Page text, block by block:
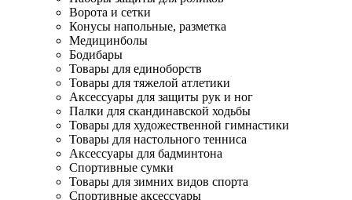
Ворота и сетки
Конусы напольные, разметка
Медицинболы
Бодибары
Товары для единоборств
Товары для тяжелой атлетики
Аксессуары для защиты рук и ног
Палки для скандинавской ходьбы
Товары для художественной гимнастики
Товары для настольного тенниса
Аксессуары для бадминтона
Спортивные сумки
Товары для зимних видов спорта
Спортивные аксессуары